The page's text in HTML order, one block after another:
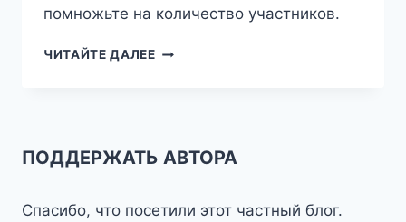
помножьте на количество участников.
ЧИТАЙТЕ ДАЛЕЕМОТОМАЛОЯРОСЛАВЕЦ
ПОДДЕРЖАТЬ АВТОРА
Спасибо, что посетили этот частный блог.